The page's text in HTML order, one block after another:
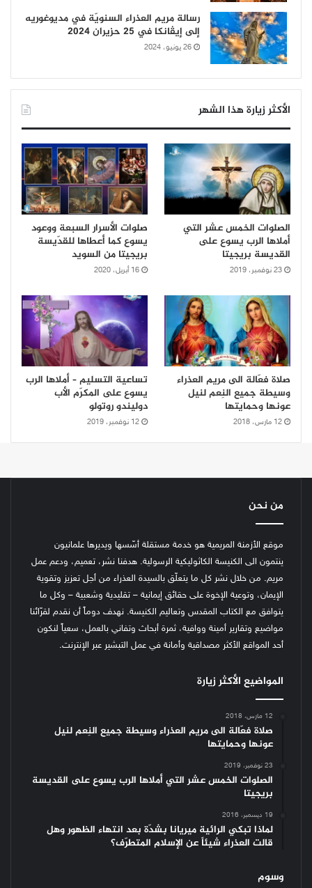
رسالة مريم العذراء السنويّة في مديوغوريه
إلى إيڤانكا في 25 حزيران 2024
26 يونيو، 2024
الأكثر زيارة هذا الشهر
الصلوات الخمس عشر التي
أملاها الرب يسوع على
القديسة بريجيتا
23 نوفمبر، 2019
صلوات الأسرار السبعة ووعود
يسوع كما أعطاها للقدّيسة
بريجيتا من السويد
16 أبريل، 2020
صلاة فعّالة الى مريم العذراء
وسيطة جميع النِعم لنيل
عونها وحمايتها
12 مارس، 2018
تساعية التسليم – أملاها الرب
يسوع على المكرّم الأب
دوليندو روتولو
12 نوفمبر، 2019
من نحن
موقع الأزمنة المريمية هو خدمة مستقلة أسّسها ويديرها علمانيون
ينتمون الى الكنيسة الكاثوليكية الرسولية. هدفنا نشر، تعميم، ودعم عمل
مريم. من خلال نشر كل ما يتعلّق بالسيدة العذراء من أجل تعزيز وتقوية
الإيمان، وتوعية الإخوة على حقائق إيمانية – تقليدية وشعبية – وكل ما
يتوافق مع الكتاب المقدس وتعاليم الكنيسة. نهدف دوماً أن نقدم لقرّائنا
مواضيع وتقارير أمينة ووافية، ثمرة أبحاث وتفاني بالعمل، سعياً لنكون
أحد المواقع الأكثر مصداقية وأمانة في عمل التبشير عبر الإنترنت.
المواضيع الأكثر زيارة
12 مارس، 2018
صلاة فعّالة الى مريم العذراء وسيطة جميع النِعم لنيل
عونها وحمايتها
23 نوفمبر، 2019
الصلوات الخمس عشر التي أملاها الرب يسوع على القديسة
بريجيتا
19 ديسمبر، 2016
لماذا تبكي الرائية ميريانا بشدّة بعد انتهاء الظهور وهل
قالت العذراء شيئاً عن الإسلام المتطرّف؟
وسوم